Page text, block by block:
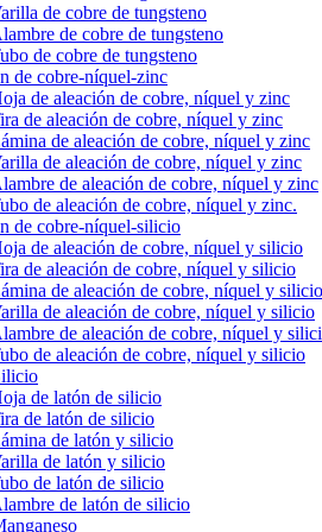
de cobre de tungsteno
de cobre de tungsteno
de cobre de tungsteno
de cobre-níquel-zinc
de aleación de cobre, níquel y zinc
de aleación de cobre, níquel y zinc
de aleación de cobre, níquel y zinc
de aleación de cobre, níquel y zinc
de aleación de cobre, níquel y zinc
de aleación de cobre, níquel y zinc.
de cobre-níquel-silicio
de aleación de cobre, níquel y silicio
de aleación de cobre, níquel y silicio
de aleación de cobre, níquel y silicio
de aleación de cobre, níquel y silicio
de aleación de cobre, níquel y
de aleación de cobre, níquel y silicio
de latón de silicio
de latón de silicio
de latón y silicio
de latón y silicio
de latón de silicio
de latón de silicio